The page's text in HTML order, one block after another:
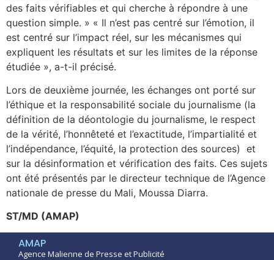
des faits vérifiables et qui cherche à répondre à une
question simple. » « Il n’est pas centré sur l’émotion, il
est centré sur l’impact réel, sur les mécanismes qui
expliquent les résultats et sur les limites de la réponse
étudiée », a-t-il précisé.
Lors de deuxième journée, les échanges ont porté sur
l’éthique et la responsabilité sociale du journalisme (la
définition de la déontologie du journalisme, le respect
de la vérité, l’honnêteté et l’exactitude, l’impartialité et
l’indépendance, l’équité, la protection des sources) et
sur la désinformation et vérification des faits. Ces sujets
ont été présentés par le directeur technique de l’Agence
nationale de presse du Mali, Moussa Diarra.
ST/MD (AMAP)
AMAP
Agence Malienne de Presse et Publicité